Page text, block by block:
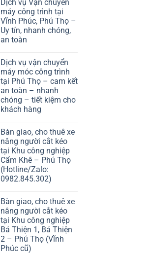
Dịch vụ Vận chuyển
máy công trình tại
Vĩnh Phúc, Phú Thọ –
Uy tín, nhanh chóng,
an toàn
Dịch vụ vận chuyển
máy móc công trình
tại Phú Thọ – cam kết
an toàn – nhanh
chóng – tiết kiệm cho
khách hàng
Bàn giao, cho thuê xe
nâng người cắt kéo
tại Khu công nghiệp
Cẩm Khê – Phú Thọ
(Hotline/Zalo:
0982.845.302)
Bàn giao, cho thuê xe
nâng người cắt kéo
tại Khu công nghiệp
Bá Thiện 1, Bá Thiện
2 – Phú Thọ (Vĩnh
Phúc cũ)